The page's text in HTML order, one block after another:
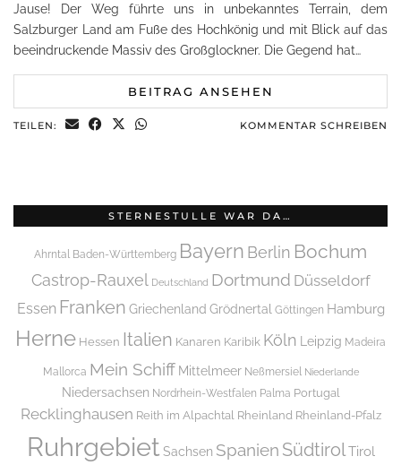
Jause! Der Weg führte uns in unbekanntes Terrain, dem
Salzburger Land am Fuße des Hochkönig und mit Blick auf das
beeindruckende Massiv des Großglockner. Die Gegend hat…
BEITRAG ANSEHEN
TEILEN: KOMMENTAR SCHREIBEN
STERNESTULLE WAR DA…
Ahrntal Baden-Württemberg Bayern Berlin Bochum
Castrop-Rauxel Deutschland Dortmund Düsseldorf
Essen Franken Griechenland Grödnertal Göttingen Hamburg
Herne Hessen Italien Kanaren Karibik Köln Leipzig Madeira
Mallorca Mein Schiff Mittelmeer Neßmersiel Niederlande
Niedersachsen Nordrhein-Westfalen Palma Portugal
Recklinghausen Reith im Alpachtal Rheinland Rheinland-Pfalz
Ruhrgebiet Sachsen Spanien SüdtirolTirol